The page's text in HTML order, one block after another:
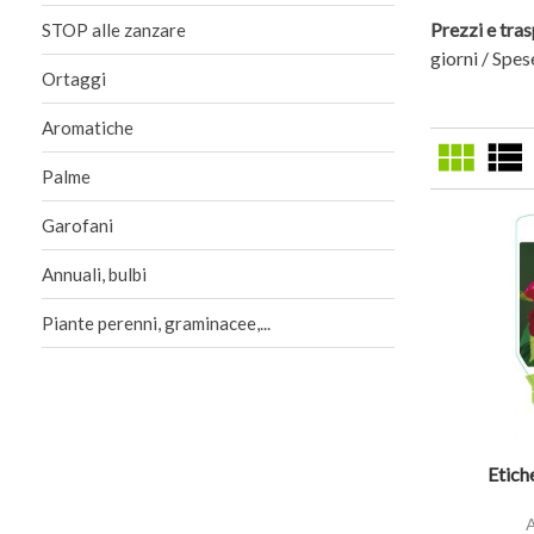
STOP alle zanzare
Ortaggi
Aromatiche
Palme
Garofani
Annuali, bulbi
Piante perenni, graminacee,...
Prezzi e
giorni /
view_module view_list